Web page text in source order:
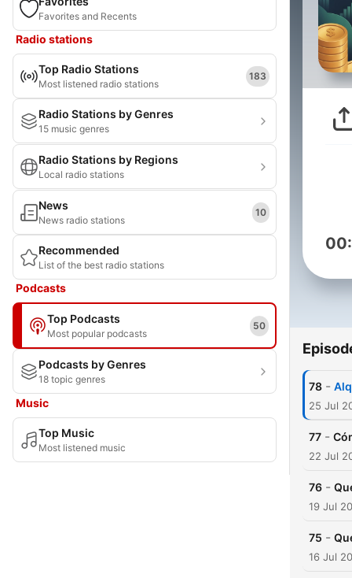
Favorites and Recents
Radio stations
Top Radio Stations
Most listened radio stations
183
Radio Stations by Genres
15 music genres
Radio Stations by Regions
Local radio stations
News
News radio stations
10
Recommended
List of the best radio stations
Podcasts
Top Podcasts
Most popular podcasts
50
Podcasts by Genres
18 topic genres
Music
Top Music
Most listened music
78 -
25 Jul
77 -
22 Jul
76 -
19 Jul
75 -
16 Jul